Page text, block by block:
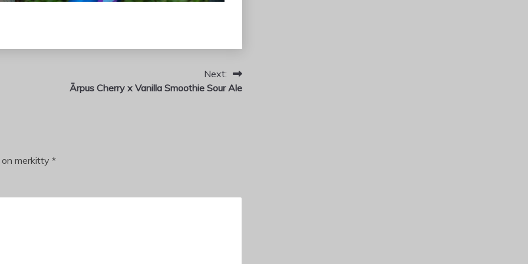
Next:
Ārpus Cherry x Vanilla Smoothie Sour Ale
merkitty *